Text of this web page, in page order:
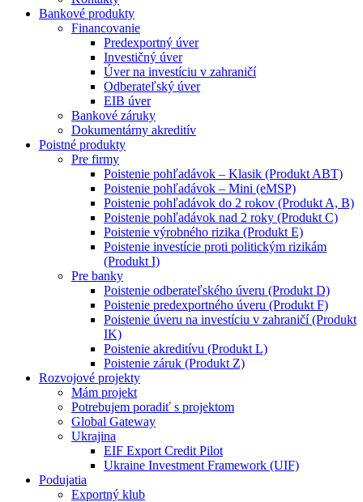
Bankové produkty
Financovanie
Predexportný úver
Investičný úver
Úver na investíciu v zahraničí
Odberateľský úver
EIB úver
Bankové záruky
Dokumentárny akreditív
Poistné produkty
Pre firmy
Poistenie pohľadávok – Klasik (Produkt ABT)
Poistenie pohľadávok – Mini (eMSP)
Poistenie pohľadávok do 2 rokov (Produkt A, B)
Poistenie pohľadávok nad 2 roky (Produkt C)
Poistenie výrobného rizika (Produkt E)
Poistenie investície proti politickým rizikám
(Produkt I)
Pre banky
Poistenie odberateľského úveru (Produkt D)
Poistenie predexportného úveru (Produkt F)
Poistenie úveru na investíciu v zahraničí (Produkt
IK)
Poistenie akreditívu (Produkt L)
Poistenie záruk (Produkt Z)
Rozvojové projekty
Mám projekt
Potrebujem poradiť s projektom
Global Gateway
Ukrajina
EIF Export Credit Pilot
Ukraine Investment Framework (UIF)
Podujatia
Exportný klub